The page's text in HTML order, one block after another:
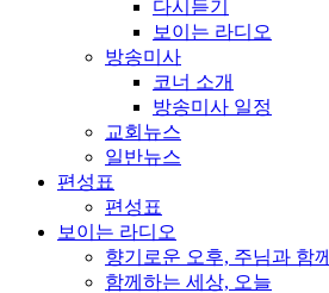
다시듣기
보이는 라디오
방송미사
코너 소개
방송미사 일정
교회뉴스
일반뉴스
편성표
편성표
보이는 라디오
향기로운 오후, 주님과 함께
함께하는 세상, 오늘